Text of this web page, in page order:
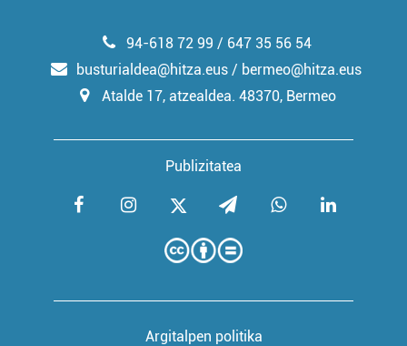
Publizitatea
94-618 72 99 / 647 35 56 54
busturialdea@hitza.eus / bermeo@hitza.eus
Atalde 17, atzealdea. 48370, Bermeo
Argitalpen politika